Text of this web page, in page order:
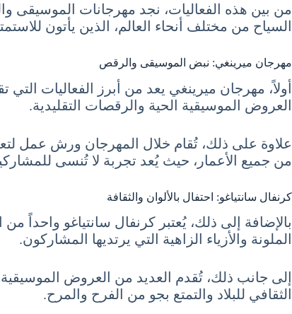
من بين هذه الفعاليات، نجد مهرجانات الموسيقى
السياح من مختلف أنحاء العالم، الذين يأتون
مهرجان ميرينغي: نبض الموسيقى والرقص
أولاً، مهرجان ميرينغي يعد من أبرز الفعاليات
العروض الموسيقية الحية والرقصات التقليدية.
علاوة على ذلك، تُقام خلال المهرجان ورش عمل
من جميع الأعمار، حيث يُعد تجربة لا تُنسى
كرنفال سانتياغو: احتفال بالألوان والثقافة
بالإضافة إلى ذلك، يُعتبر كرنفال سانتياغو واحداً
الملونة والأزياء الزاهية التي يرتديها المشاركون.
إلى جانب ذلك، تُقدم العديد من العروض الموسيقية
الثقافي للبلاد والتمتع بجو من الفرح والمرح.